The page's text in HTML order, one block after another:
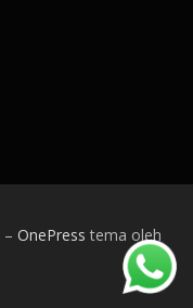
– OnePress tema oleh